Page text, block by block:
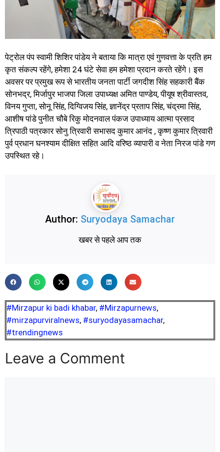
पेट्रोल पंप स्वामी शिशिर पांडेय ने बताया कि मात्रा एवं गुणवत्ता के प्रति हम
कृत संकल्प रहेंगे, हमेशा 24 घंटे सेवा हम हमेशा प्रदान करते रहेंगे। इस
अवसर पर प्रमुख रूप से भारतीय जनता पार्टी जगदीश सिंह सहकारी बैंक
सोनभद्र, मिर्जापुर भाजपा जिला उपाध्यक्ष अमित पाण्डेय, पीयूष श्रीवास्तव,
विनय गुप्ता, सोनू सिंह, दिग्विजय सिंह, ज्ञानेंद्र प्रताप सिंह, चंद्रमा सिंह,
आशीष पांडे पुनीत चौबे रिकु मोदनवाल पंकज उपाध्याय आत्मा प्रसाद
त्रिपाठी पत्रकार सोनु त्रिवारी सभासद कुमार आनंद , कृष्ण कुमार त्रिवारी
पुर्व प्रधान घनश्याम दीक्षित सहित आदि वरिष्ठ व्यापारी व नेता निरज पांडे गण
उपस्थित रहे।
Author: Suryodaya Samachar
खबर से पहले आप तक
#Mirzapur ki badi khabar, #Mirzapurnews,
#mirzapurviralnews, #suryodayasamachar,
#trendingnews
Leave a Comment